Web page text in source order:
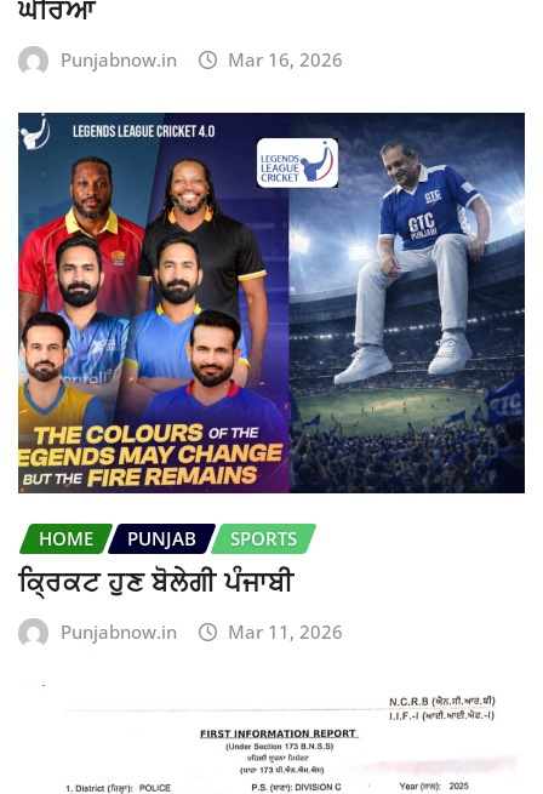
Punjabnow.in Mar 16, 2026
HOME PUNJAB SPORTS
ਕ੍ਰਿਕਟ ਹੁਣ ਬੋਲੇਗੀ ਪੰਜਾਬੀ
Punjabnow.in Mar 11, 2026